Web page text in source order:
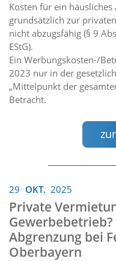
Kosten für ein
grundsätzlich zur
nicht abzugsfähig (§ 9
EStG).
Ein Werbungskosten-/
2023 nur in der
„Mittelpunkt der
Betracht.
29 OKT. 2025
Private
Abgrenzung bei
Oberbayern